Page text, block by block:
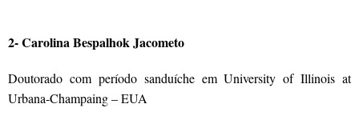
2- Carolina Bespalhok Jacometo
Doutorado com período sanduíche em University of Illinois at
Urbana-Champaing – EUA